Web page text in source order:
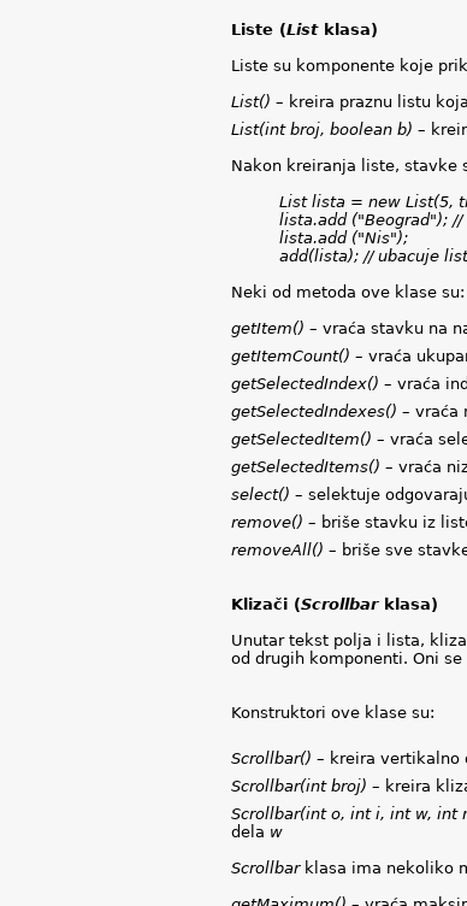
Liste (Listklasa)
Liste su komponente koje
List() – kreira praznu listu
List(int broj, boolean b) –
Nakon kreiranja liste, stavke
List lista = new List(5,
lista.add ("Beograd"); //
lista.add ("Nis");
add(lista); // ubacuje
Neki od metoda ove klase su:
getItem() – vraća stavku na
getItemCount() – vraća
getSelectedIndex() – vraća
getSelectedIndexes() – vraća
getSelectedItem() – vraća
getSelectedItems() – vraća
select() – selektuje
remove() – briše stavku iz
removeAll() – briše sve
Klizači (Scrollbarklasa)
Unutar tekst polja i lista,
od drugih komponenti. Oni
Konstruktori ove klase su:
Scrollbar() – kreira vertikalno
Scrollbar(int broj) – kreira
Scrollbar(int o, int i, int w, int
dela w
Scrollbarklasa ima nekoliko